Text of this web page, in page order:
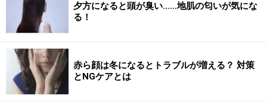
夕方になると頭が臭い……地肌の匂いが気にな
る！
赤ら顔は冬になるとトラブルが増える？ 対策
とNGケアとは